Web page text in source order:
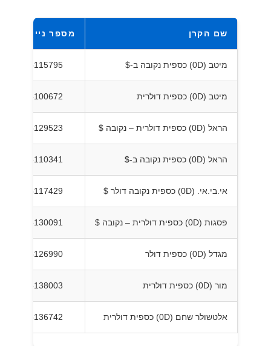
שם הקרן מספר נייר
מיטב (0D) כספית נקובה ב-$ 5115795
מיטב (0D) כספית דולרית 5100672
הראל (0D) כספית דולרית – נקובה $ 5129523
הראל (0D) כספית נקובה ב-$ 5110341
אי.בי.אי. (0D) כספית נקובה דולר $ 5117429
פסגות (0D) כספית דולרית – נקובה $ 5130091
מגדל (0D) כספית דולר 5126990
מור (0D) כספית דולרית 5138003
אלטשולר שחם (0D) כספית דולרית 5136742